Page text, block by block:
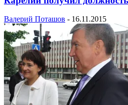
Валерий Поташов - 16.11.2015